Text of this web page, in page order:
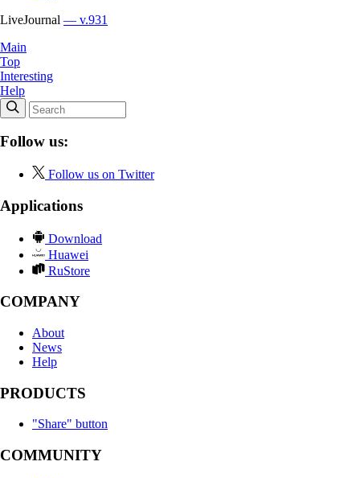
LiveJournal — v.931
Main
Top
Interesting
Help
Follow us:
Follow us on Twitter
Applications
Download
Huawei
RuStore
COMPANY
About
News
Help
PRODUCTS
"Share" button
COMMUNITY